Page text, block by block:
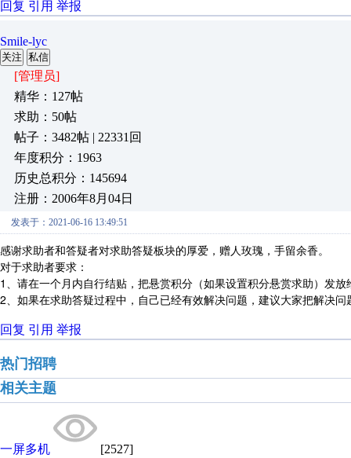
回复 引用 举报
Smile-lyc
关注 私信
[管理员]
精华：127帖
求助：50帖
帖子：3482帖 | 22331回
年度积分：1963
历史总积分：145694
注册：2006年8月04日
发表于：2021-06-16 13:49:51
感谢求助者和答疑者对求助答疑板块的厚爱，赠人玫瑰，手留余香。
对于求助者要求：
1、请在一个月内自行结贴，把悬赏积分（如果设置积分悬赏求助）发放
2、如果在求助答疑过程中，自己已经有效解决问题，建议大家把解决
回复 引用 举报
热门招聘
相关主题
一屏多机 [2527]